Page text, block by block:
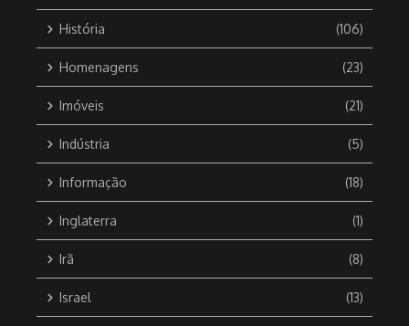
História (106)
Homenagens (23)
Imóveis (21)
Indústria (5)
Informação (18)
Inglaterra (1)
Irã (8)
Israel (13)